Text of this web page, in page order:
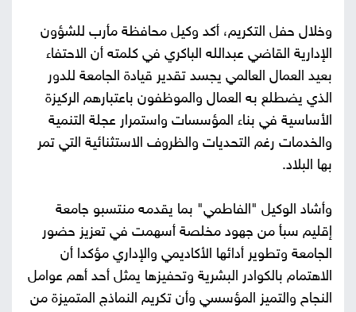
وخلال حفل التكريم، أكد وكيل محافظة مأرب للشؤون
الإدارية القاضي عبدالله الباكري في كلمته أن الاحتفاء
بعيد العمال العالمي يجسد تقدير قيادة الجامعة للدور
الذي يضطلع به العمال والموظفون باعتبارهم الركيزة
الأساسية في بناء المؤسسات واستمرار عجلة التنمية
والخدمات رغم التحديات والظروف الاستثنائية التي تمر
بها البلاد.
وأشاد الوكيل "الفاطمي" بما يقدمه منتسبو جامعة
إقليم سبأ من جهود مخلصة أسهمت في تعزيز حضور
الجامعة وتطوير أدائها الأكاديمي والإداري مؤكدا أن
الاهتمام بالكوادر البشرية وتحفيزها يمثل أحد أهم عوامل
النجاح والتميز المؤسسي وأن تكريم النماذج المتميزة من